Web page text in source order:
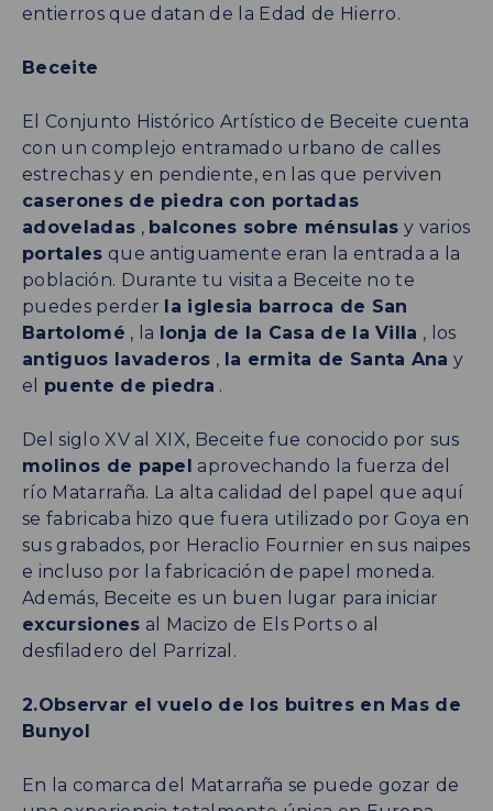
entierros que datan de la Edad de Hierro.
Beceite
El Conjunto Histórico Artístico de Beceite cuenta
con un complejo entramado urbano de calles
estrechas y en pendiente, en las que perviven
caserones de piedra con portadas
adoveladas , balcones sobre ménsulas y varios
portales que antiguamente eran la entrada a la
población. Durante tu visita a Beceite no te
puedes perder la iglesia barroca de San
Bartolomé , la lonja de la Casa de la Villa , los
antiguos lavaderos , la ermita de Santa Ana y
el puente de piedra .
Del siglo XV al XIX, Beceite fue conocido por sus
molinos de papel aprovechando la fuerza del
río Matarraña. La alta calidad del papel que aquí
se fabricaba hizo que fuera utilizado por Goya en
sus grabados, por Heraclio Fournier en sus naipes
e incluso por la fabricación de papel moneda.
Además, Beceite es un buen lugar para iniciar
excursiones al Macizo de Els Ports o al
desfiladero del Parrizal.
2.Observar el vuelo de los buitres en Mas de
Bunyol
En la comarca del Matarraña se puede gozar de